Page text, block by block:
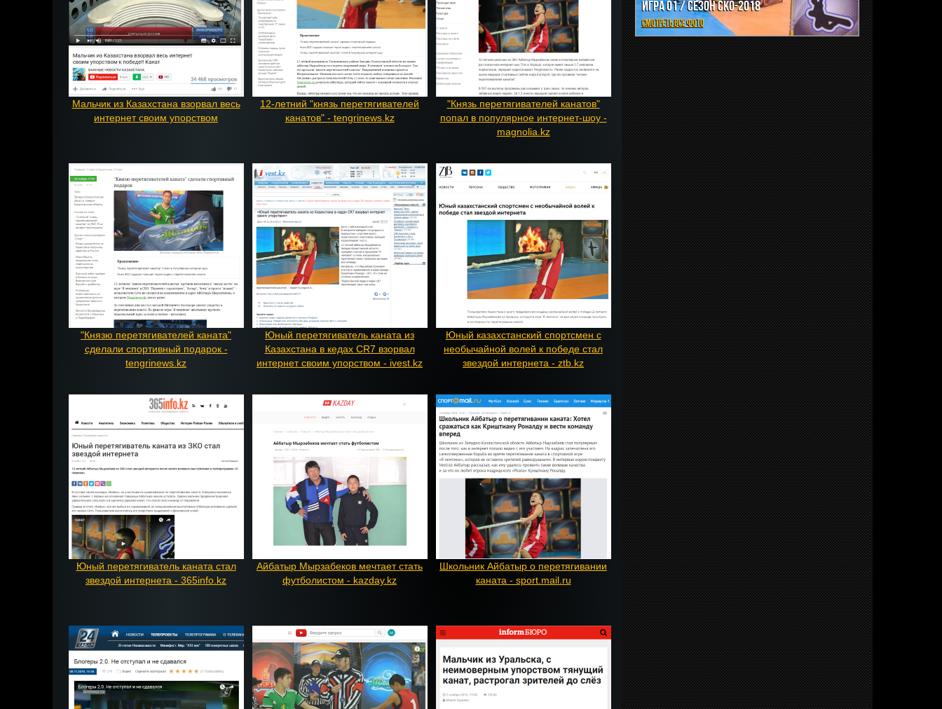
Мальчик из Казахстана взорвал весь
интернет своим упорством
12-летний "князь перетягивателей
канатов" - tengrinews.kz
"Князь перетягивателей канатов"
попал в популярное интернет-шоу -
magnolia.kz
"Князю перетягивателей каната"
сделали спортивный подарок -
tengrinews.kz
Юный перетягиватель каната из
Казахстана в кедах CR7 взорвал
интернет своим упорством - ivest.kz
Юный казахстанский спортсмен с
необычайной волей к победе стал
звездой интернета - ztb.kz
Юный перетягиватель каната стал
звездой интернета - 365info.kz
Айбатыр Мырзабеков мечтает стать
футболистом - kazday.kz
Школьник Айбатыр о перетягивании
каната - sport.mail.ru
ИГРА 01 / СЕЗОН СКО-2018
СМОТРЕТЬ ВСЕ ФОТО